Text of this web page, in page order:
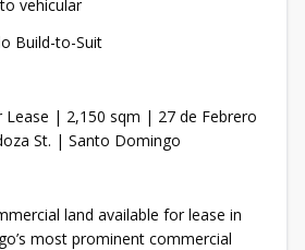
vehicular
Build-to-Suit
Lease | 2,150 sqm | 27 de Febrero
St. | Santo Domingo
land available for lease in
most prominent commercial